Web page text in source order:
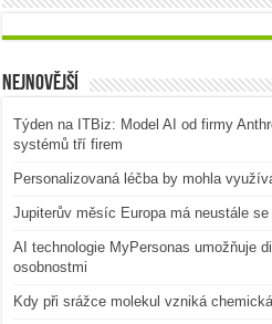
Nejnovější
Týden na ITBiz: Model AI od firmy
systémů tří firem
Personalizovaná léčba by mohla
Jupiterův měsíc Europa má neustále
AI technologie MyPersonas umožňuje
osobnostmi
Kdy při srážce molekul vzniká